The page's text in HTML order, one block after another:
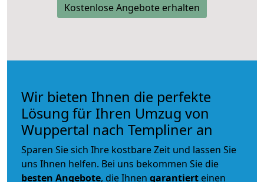
Kostenlose Angebote erhalten
Wir bieten Ihnen die perfekte
Lösung für Ihren Umzug von
Wuppertal nach Templiner an
Sparen Sie sich Ihre kostbare Zeit und lassen Sie
uns Ihnen helfen. Bei uns bekommen Sie die
besten Angebote, die Ihnen garantiert einen